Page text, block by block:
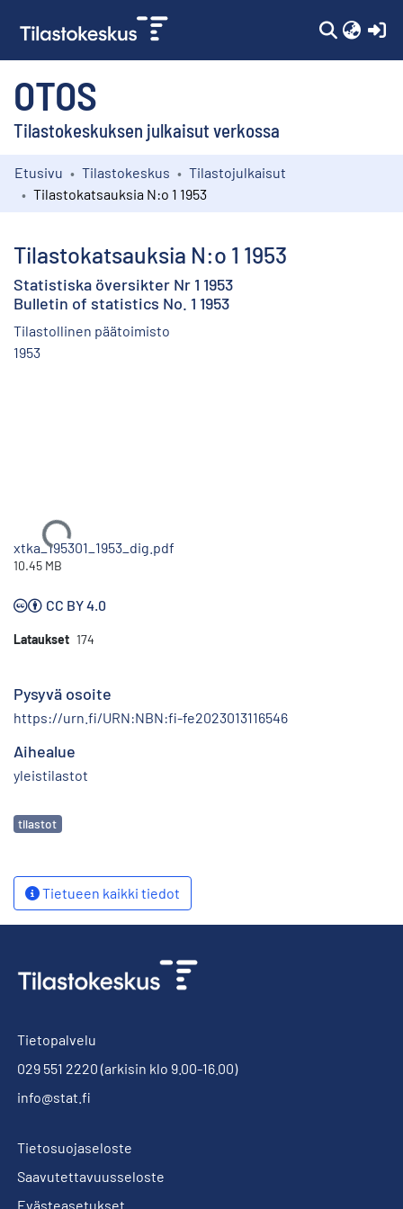
OTOS
Tilastokeskuksen julkaisut verkossa
Kokoelmat
Etusivu Tilastokeskus
Tilastojulkaisut
Tilastokatsauksia N:o 1 1953
Tilastokatsauksia N:o 1 1953
Statistiska översikter Nr 1 1953
Bulletin of statistics No. 1 1953
Tilastollinen päätoimisto
1953
Ladataan...
xtka_195301_1953_dig.pdf
10.45 MB
CC BY 4.0
Lataukset 174
Pysyvä osoite
https://urn.fi/URN:NBN:fi-fe2023013116546
Aihealue
yleistilastot
Avainsanat
tilastot
Tietueen kaikki tiedot
Tietopalvelu
029 551 2220 (arkisin klo 9.00-16.00)
info@stat.fi
Tietosuojaseloste
Saavutettavuusseloste
Evästeasetukset